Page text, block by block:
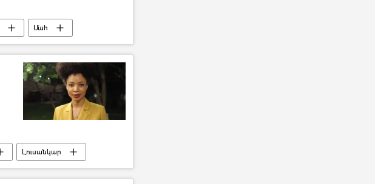
Մահ
Լուսանկար